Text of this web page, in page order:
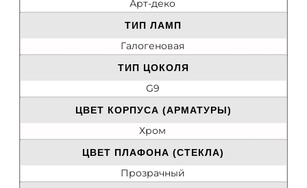
Арт-деко
ТИП ЛАМП
Галогеновая
ТИП ЦОКОЛЯ
G9
ЦВЕТ КОРПУСА (АРМАТУРЫ)
Хром
ЦВЕТ ПЛАФОНА (СТЕКЛА)
Прозрачный